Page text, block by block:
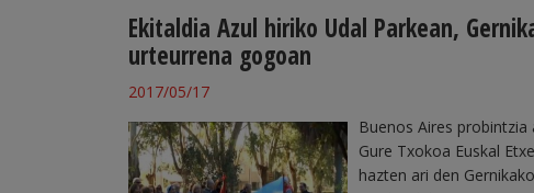
Ekitaldia Azul hiriko Udal Parkean,
urteurrena gogoan
2017/05/17
Buenos Aires
Gure Txokoa Euskal
hazten ari den